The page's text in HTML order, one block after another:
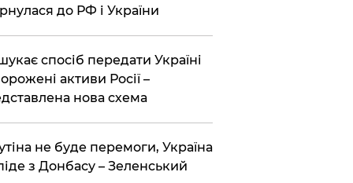
до РФ і України
спосіб передати Україні
активи Росії –
​​нова схема
не буде перемоги, Україна
з Донбасу – Зеленський